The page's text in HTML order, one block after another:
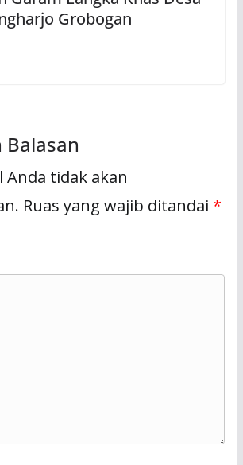
Grobogan
Balasan
Anda tidak akan
Ruas yang wajib ditandai *